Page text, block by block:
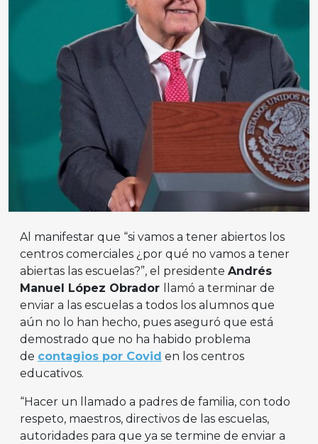
Al manifestar que “si vamos a tener abiertos los
centros comerciales ¿por qué no vamos a tener
abiertas las escuelas?”, el presidente Andrés
Manuel López Obrador
llamó a terminar de
enviar a las escuelas a todos los alumnos que
aún no lo han hecho, pues aseguró que está
demostrado que no ha habido problema
de contagios por Covid en los centros
educativos.
“Hacer un llamado a padres de familia, con todo
respeto, maestros, directivos de las escuelas,
autoridades para que ya se termine de enviar a